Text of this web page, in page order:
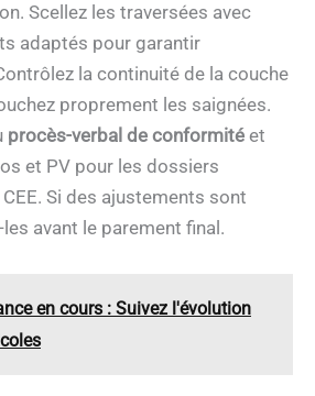
Scellez les traversées avec
adaptés pour garantir
la continuité de la couche
proprement les saignées.
procès-verbal de conformité et
et PV pour les dossiers
CEE. Si des ajustements sont
avant le parement final.
en cours : Suivez l'évolution